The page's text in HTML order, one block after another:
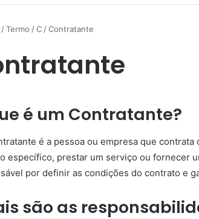
/Termo /C /Contratante
é um Contratante?
é a pessoa ou empresa que
específico, prestar um serviço ou fornecer
por definir as condições do contrato e
são as